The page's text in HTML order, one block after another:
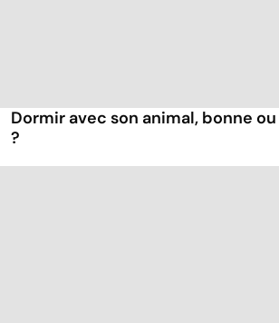
Dormir avec son animal, bonne
?